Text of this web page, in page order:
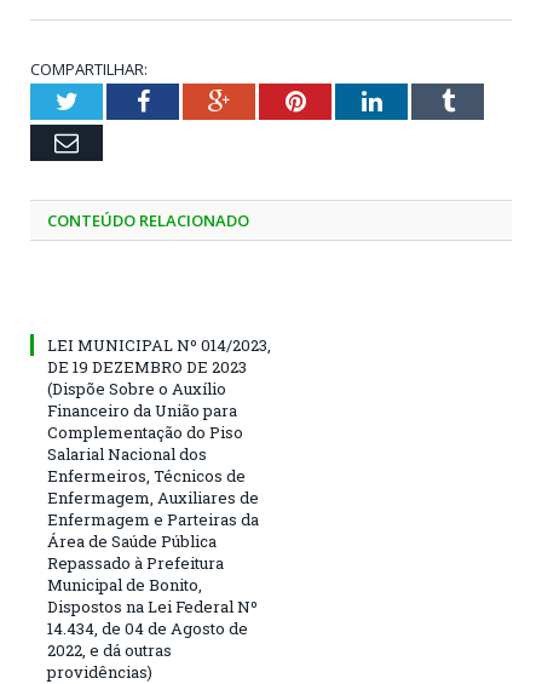
COMPARTILHAR:
TwitterFacebookGoogle+PinterestLinkedInTumblr
Email
CONTEÚDO RELACIONADO
LEI MUNICIPAL Nº 014/2023,
DE 19 DEZEMBRO DE 2023
(Dispõe Sobre o Auxílio
Financeiro da União para
Complementação do Piso
Salarial Nacional dos
Enfermeiros, Técnicos de
Enfermagem, Auxiliares de
Enfermagem e Parteiras da
Área de Saúde Pública
Repassado à Prefeitura
Municipal de Bonito,
Dispostos na Lei Federal Nº
14.434, de 04 de Agosto de
2022, e dá outras
providências)